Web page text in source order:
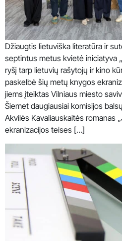
Džiaugtis lietuviška literatūra ir
septintus metus kvietė iniciatyva
ryšį tarp lietuvių rašytojų ir kino
paskelbė šių metų knygos
jiems įteiktas Vilniaus miesto
Šiemet daugiausiai komisijos
Akvilės Kavaliauskaitės romanas
ekranizacijos teises […]